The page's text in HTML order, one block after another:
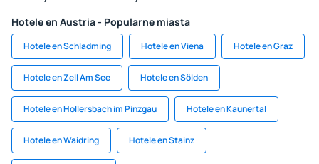
Hotele en Austria - Popularne miasta
Hotele en Schladming Hotele en Viena Hotele en Graz
Hotele en Zell Am See Hotele en Sölden
Hotele en Hollersbach im Pinzgau Hotele en Kaunertal
Hotele en Waidring Hotele en Stainz